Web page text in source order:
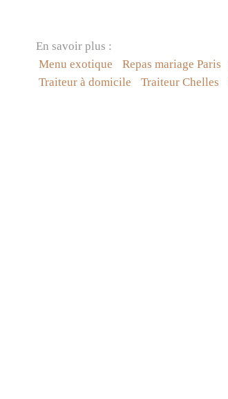
En savoir plus :
Menu exotique
Repas mariage Paris
Traiteur à domicile
Traiteur Chelles